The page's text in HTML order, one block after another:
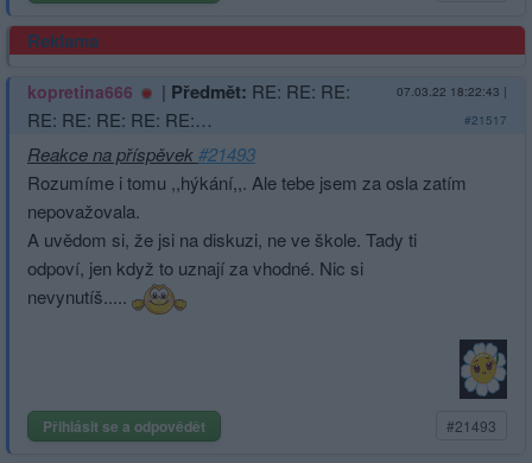
Reklama
kopretina666 | Předmět: RE: RE: RE:
RE: RE: RE: RE: RE:…
07.03.22 18:22:43 |
#21517
Reakce na příspěvek#21493
Rozumíme i tomu ,,hýkání,,. Ale tebe jsem za osla zatím
nepovažovala.
A uvědom si, že jsi na diskuzi, ne ve škole. Tady ti
odpoví, jen když to uznají za vhodné. Nic si
nevynutíš.....
Přihlásit se a odpovědět #21493